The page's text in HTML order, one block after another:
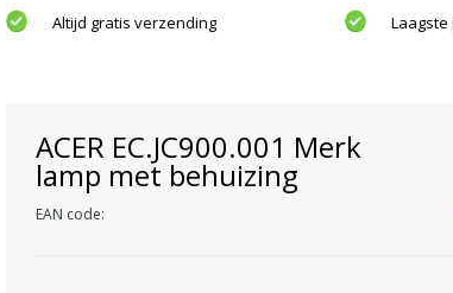
Altijd gratis verzending
ACER EC.JC900.001 Merk
lamp met behuizing
EAN code: